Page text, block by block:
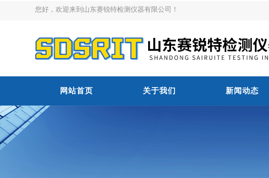
您好，欢迎来到山东赛锐特检测仪器有限公司！
网站首页 关于我们 新闻动态